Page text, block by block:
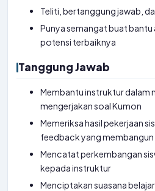
Teliti, bertanggung jawab,
Punya semangat buat bantu
potensi terbaiknya
Tanggung Jawab
Membantu instruktur dalam
mengerjakan soal Kumon
Memeriksa hasil pekerjaan
feedback yang membangun
Mencatat perkembangan
kepada instruktur
Menciptakan suasana